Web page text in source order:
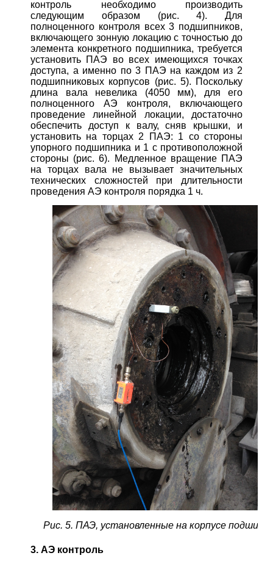
контроль необходимо производить
следующим образом (рис. 4). Для
полноценного контроля всех 3 подшипников,
включающего зонную локацию с точностью до
элемента конкретного подшипника, требуется
установить ПАЭ во всех имеющихся точках
доступа, а именно по 3 ПАЭ на каждом из 2
подшипниковых корпусов (рис. 5). Поскольку
длина вала невелика (4050 мм), для его
полноценного АЭ контроля, включающего
проведение линейной локации, достаточно
обеспечить доступ к валу, сняв крышки, и
установить на торцах 2 ПАЭ: 1 со стороны
упорного подшипника и 1 с противоположной
стороны (рис. 6). Медленное вращение ПАЭ
на торцах вала не вызывает значительных
технических сложностей при длительности
проведения АЭ контроля порядка 1 ч.
Рис. 5. ПАЭ, установленные на корпусе
3. АЭ контроль